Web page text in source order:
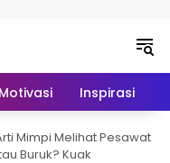
Motivasi Inspirasi
Mimpi Melihat Pesawat
Buruk? Kuak